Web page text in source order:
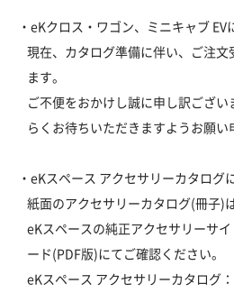
・eKクロス・ワゴン、ミニキャブ EV
現在、カタログ準備に伴い、ご注文
ます。
ご不便をおかけし誠に申し訳ござ
らくお待ちいただきますようお願い
・eKスペース アクセサリーカタログ
紙面のアクセサリーカタログ(冊子)
eKスペースの純正アクセサリーサ
ード(PDF版)にてご確認ください。
eKスペース アクセサリーカタログ：